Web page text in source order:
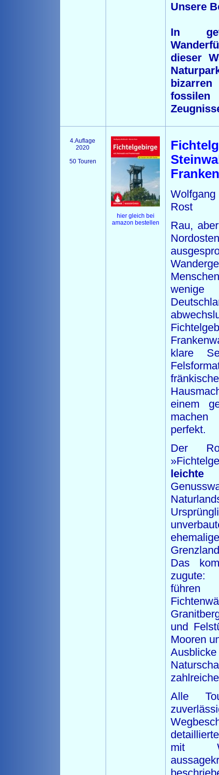
Unsere
In
dieser
fossilen
4.Auflage
2020
50 Touren
hier gleich bei
amazon bestellen
Rost
Rau,
klare
fränkische
einem
perfekt.
Der
leichte
Das
zugute:
und
Mooren
Alle
mit